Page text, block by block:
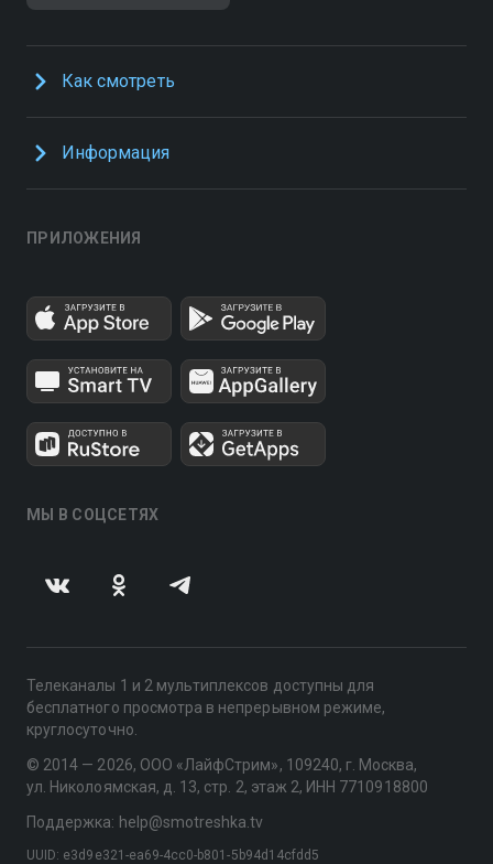
Как смотреть
Информация
ПРИЛОЖЕНИЯ
МЫ В СОЦСЕТЯХ
Телеканалы 1 и 2 мультиплексов доступны для
бесплатного просмотра в непрерывном режиме,
круглосуточно.
© 2014 — 2026, ООО «ЛайфСтрим», 109240, г. Москва,
ул. Николоямская, д. 13, стр. 2, этаж 2, ИНН 7710918800
Поддержка: help@smotreshka.tv
UUID: e3d9e321-ea69-4cc0-b801-5b94d14cfdd5